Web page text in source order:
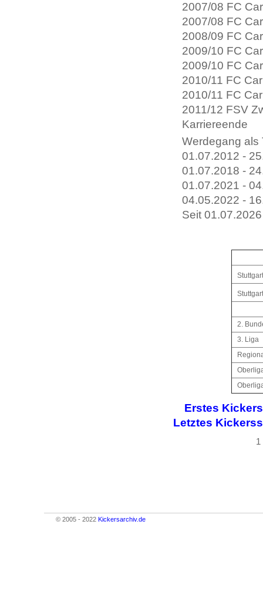
2007/08 FC
2007/08 FC
2008/09 FC
2009/10 FC
2009/10 FC
2010/11 FC
2010/11 FC
2011/12 FSV
Karriereende
Werdegang als
01.07.2012 -
01.07.2018 -
01.07.2021 -
04.05.2022 -
Seit
2.
3. Liga
Erstes
Letztes
1
© 2005 - 2022 Kickersarchiv.de